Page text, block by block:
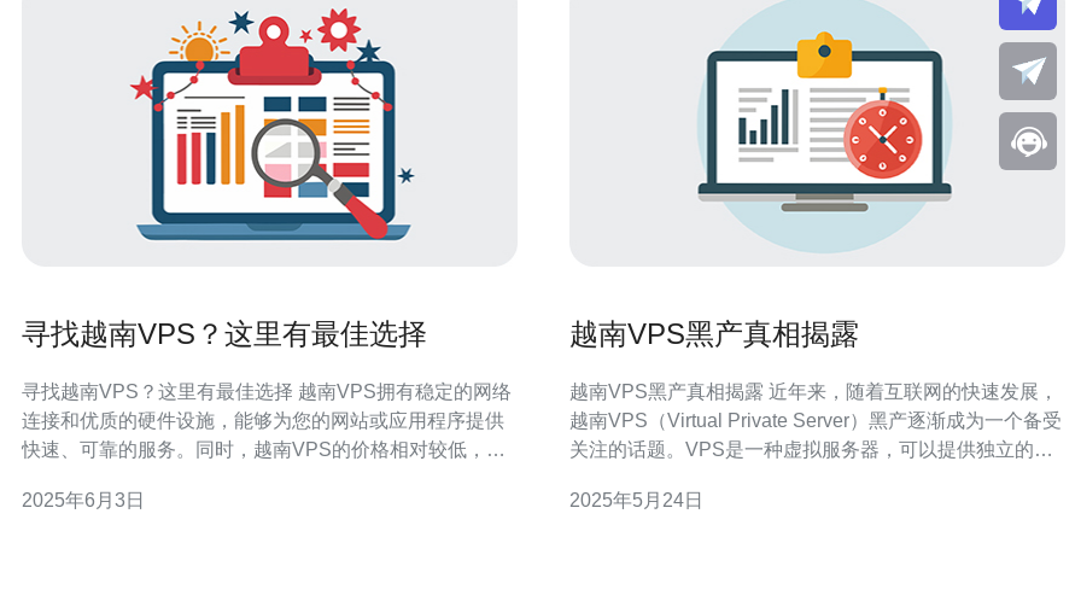
寻找越南VPS？这里有最佳选择
寻找越南VPS？这里有最佳选择 越南VPS拥有稳定的网络
连接和优质的硬件设施，能够为您的网站或应用程序提供
快速、可靠的服务。同时，越南VPS的价格相对较低，是
服务器的性能、价格、技术支持等因素。以下是一些推荐
2025年6月3日
越南VPS黑产真相揭露
越南VPS黑产真相揭露 近年来，随着互联网的快速发展，
越南VPS（Virtual Private Server）黑产逐渐成为一个备受
关注的话题。VPS是一种虚拟服务器，可以提供独立的服
2025年5月24日